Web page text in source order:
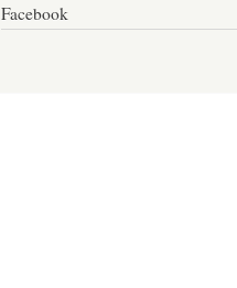
Facebook